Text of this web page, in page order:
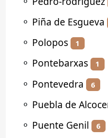
⚬ Piña de Esgueva
⚬ Polopos 1
⚬ Pontebarxas 1
⚬ Pontevedra 6
⚬ Puebla de
⚬ Puente Genil 6